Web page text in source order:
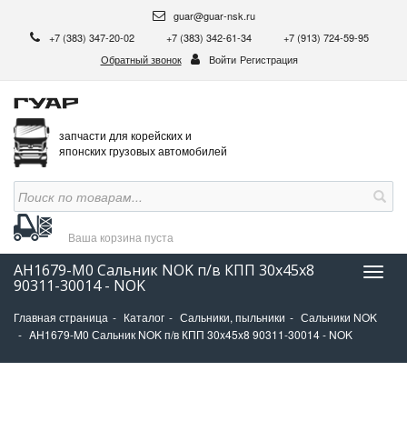
guar@guar-nsk.ru
+7 (383) 347-20-02
+7 (383) 342-61-34
+7 (913) 724-59-95
Обратный звонок
Войти Регистрация
запчасти для корейских и
японских грузовых автомобилей
Ваша корзина пуста
AH1679-M0 Сальник NOK п/в КПП 30x45x8
90311-30014 - NOK
Главная страница Каталог Сальники, пыльники
Сальники NOK
AH1679-M0 Сальник NOK п/в КПП 30x45x8 90311-30014 - NOK